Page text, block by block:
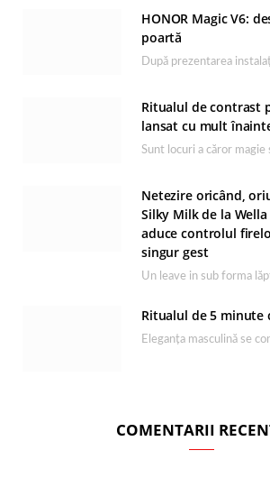
HONOR Magic V6:
poartă
Ritualul de contrast
lansat cu mult
Netezire oricând,
Silky Milk de la
aduce controlul
singur gest
Ritualul de 5 minute
COMENTARII